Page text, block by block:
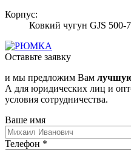
Корпус:
Ковкий чугун GJS 500-
Оставьте заявку
и мы предложим Вам
А для юридических лиц и
условия сотрудничества.
Ваше имя
Телефон *